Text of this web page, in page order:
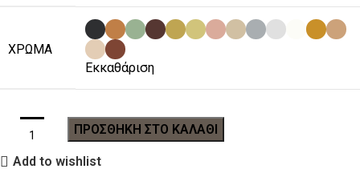
ΧΡΏΜΑ
Εκκαθάριση
ΠΡΟΣΘΉΚΗ ΣΤΟ ΚΑΛΆΘΙ
Add to wishlist